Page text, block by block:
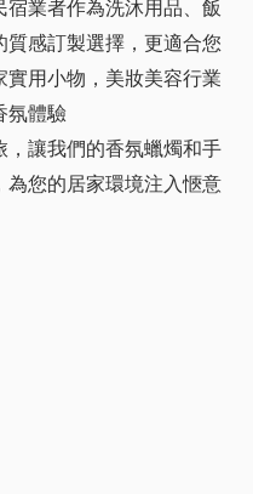
業者作為洗沐用品、飯
質感訂製選擇，更適合您
用小物，美妝美容行業
氛體驗
讓我們的香氛蠟燭和手
您的居家環境注入愜意